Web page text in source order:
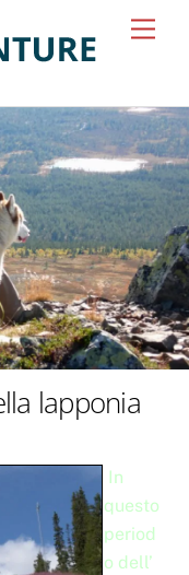
lapponia
In
questo
period
o dell’